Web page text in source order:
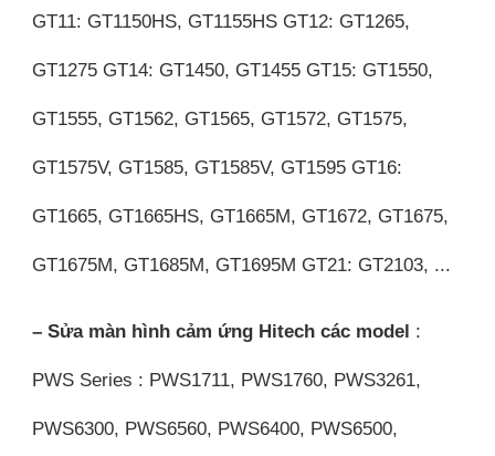
GT11: GT1150HS, GT1155HS GT12: GT1265,
GT1275 GT14: GT1450, GT1455 GT15: GT1550,
GT1555, GT1562, GT1565, GT1572, GT1575,
GT1575V, GT1585, GT1585V, GT1595 GT16:
GT1665, GT1665HS, GT1665M, GT1672, GT1675,
GT1675M, GT1685M, GT1695M GT21: GT2103, ...
– Sửa màn hình cảm ứng Hitech các model :
PWS Series : PWS1711, PWS1760, PWS3261,
PWS6300, PWS6560, PWS6400, PWS6500,